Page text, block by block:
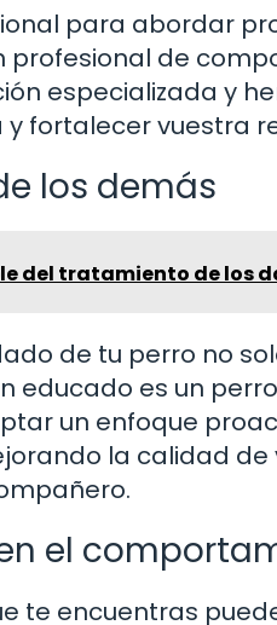
para abordar
de
especializada y
fortalecer vuestra
los demás
del tratamiento de los
de tu perro no
educado es un
un enfoque
la calidad
el
te encuentras